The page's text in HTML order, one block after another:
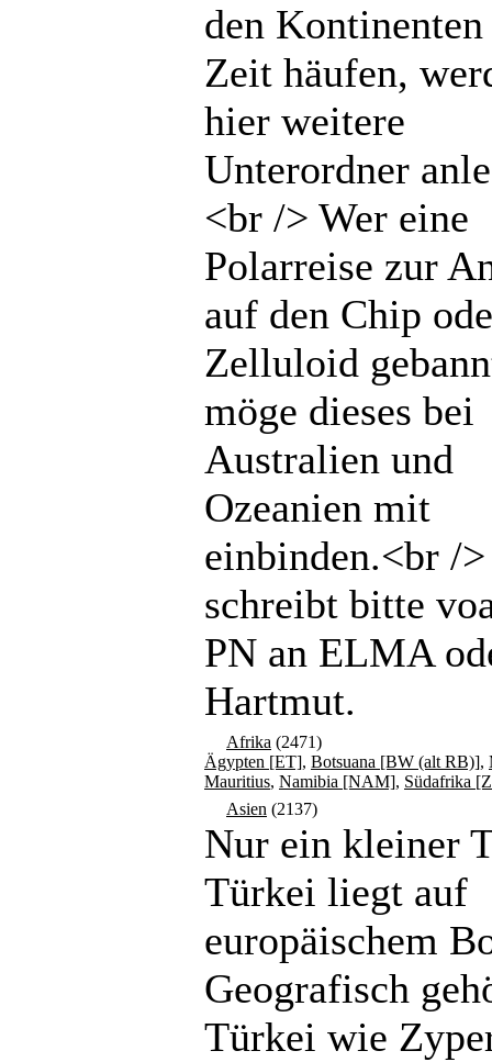
den
Zeit häufen,
hier weitere
Unterordner
<br /> Wer eine
Polarreise zur
auf den Chip
Zelluloid
möge dieses bei
Australien und
Ozeanien mit
einbinden.<br /
schreibt bitte
PN an ELMA
Hartmut.
Afrika (2471)
Ägypten [ET], Botsuana [BW (alt RB)],
Mauritius, Namibia [NAM], Südafrika
Asien (2137)
Nur ein kleiner
Türkei liegt auf
europäischem
Geografisch
Türkei wie